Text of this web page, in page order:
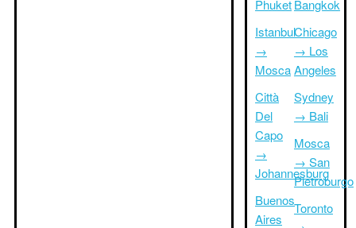
Phuket
Istanbul
→
Mosca
Città
Del
Capo
→
Johannesburg
Buenos
Aires
Bangkok
Chicago
→ Los
Angeles
Sydney
→ Bali
Mosca
→ San
Pietroburgo
Toronto